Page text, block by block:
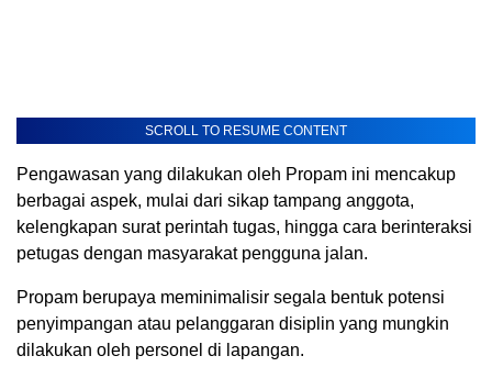
SCROLL TO RESUME CONTENT
​Pengawasan yang dilakukan oleh Propam ini mencakup
berbagai aspek, mulai dari sikap tampang anggota,
kelengkapan surat perintah tugas, hingga cara berinteraksi
petugas dengan masyarakat pengguna jalan.
Propam berupaya meminimalisir segala bentuk potensi
penyimpangan atau pelanggaran disiplin yang mungkin
dilakukan oleh personel di lapangan.